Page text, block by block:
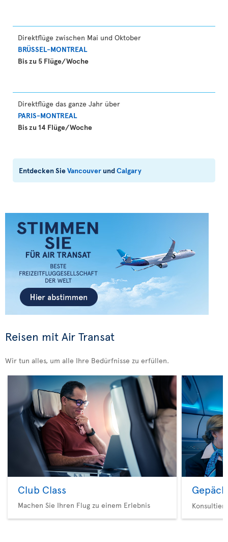
Direktflüge zwischen Mai und Oktober
BRÜSSEL-MONTREAL
Bis zu 5 Flüge/Woche
Direktflüge das ganze Jahr über
PARIS-MONTREAL
Bis zu 14 Flüge/Woche
Entdecken SieVancouver undCalgary
Reisen mit Air Transat
Wir tun alles, um alle Ihre Bedürfnisse zu erfüllen.
Club Class
Machen Sie Ihren Flug zu einem Erlebnis
Gepäck